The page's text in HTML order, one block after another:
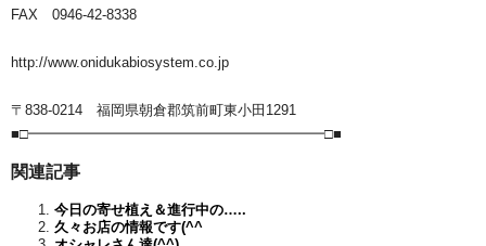
FAX 0946-42-8338
http://www.onidukabiosystem.co.jp
〒838-0214 福岡県朝倉郡筑前町東小田1291
■□━━━━━━━━━━━━━━━━━━━━━□■
関連記事
今日の寄せ植え＆進行中の…..
久々お店の情報です(^^ゞ